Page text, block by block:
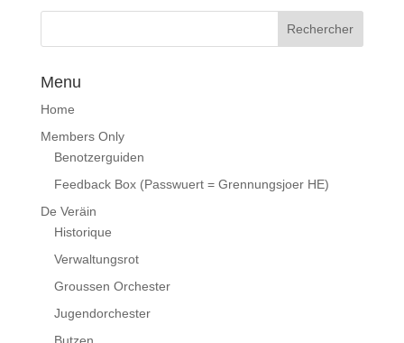
Menu
Home
Members Only
Benotzerguiden
Feedback Box (Passwuert = Grennungsjoer HE)
De Veräin
Historique
Verwaltungsrot
Groussen Orchester
Jugendorchester